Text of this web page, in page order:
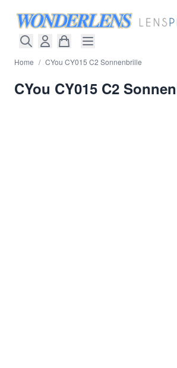
Home / CYou CY015 C2 Sonnenbrille
CYou CY015 C2